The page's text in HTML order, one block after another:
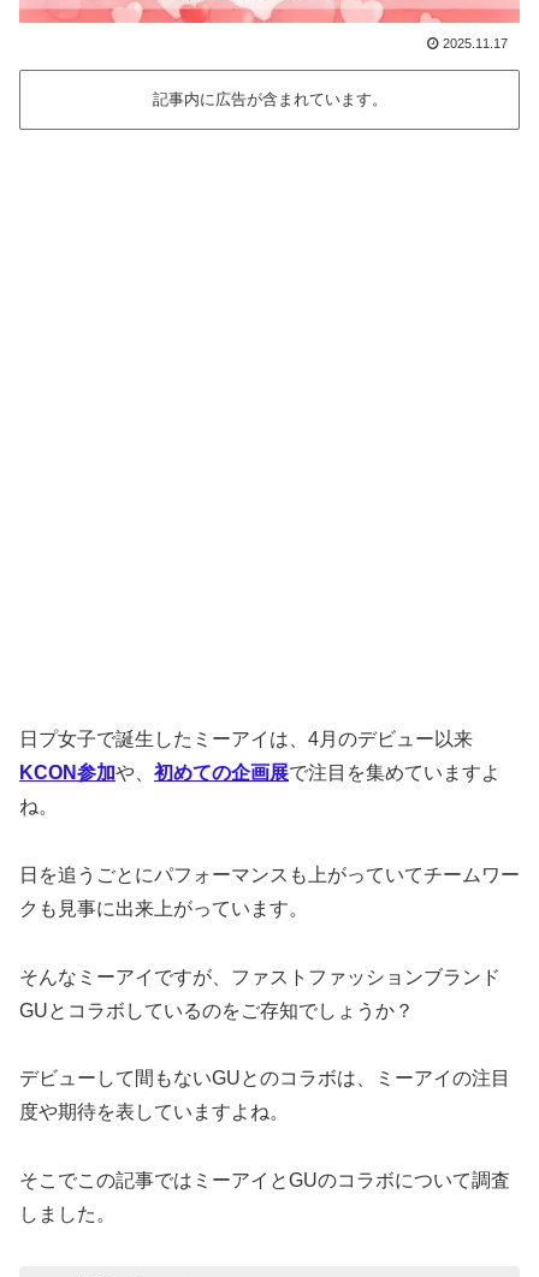
2025.11.17
記事内に広告が含まれています。
日プ女子で誕生したミーアイは、4月のデビュー以来
KCON参加や、 初めての企画展で注目を集めていますよ
ね。
日を追うごとにパフォーマンスも上がっていてチームワー
クも見事に出来上がっています。
そんなミーアイですが、ファストファッションブランド
GUとコラボしているのをご存知でしょうか？
デビューして間もないGUとのコラボは、ミーアイの注目
度や期待を表していますよね。
そこでこの記事ではミーアイとGUのコラボについて調査
しました。